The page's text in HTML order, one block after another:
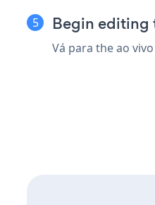
Begin editing
Vá para the ao